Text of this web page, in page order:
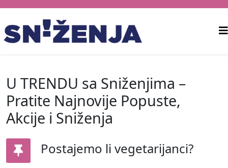
U TRENDU sa Sniženjima –
Pratite Najnovije Popuste,
Akcije i Sniženja
Postajemo li vegetarijanci?